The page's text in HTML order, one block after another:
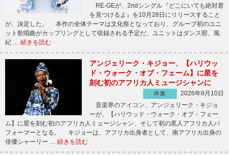
RE-GEが、2ndシングル『どこにいても絶対君
を見つけるよ』を10月28日にリリースすること
が、決定した。 本作の全体テーマは文化祭となっており、グループ初のユニ
ット歌唱曲がカップリングとして収録される予定だ。ユニットはダンス部、風
紀 … 続きを読む
アンジェリーク・キジョー、【ハリウッ
ド・ウォーク・オブ・フェーム】に星を
刻む初のアフリカ人ミュージシャンに
洋楽
2026年8月10日
音楽界のアイコン、アンジェリーク・キジョ
ーが、【ハリウッド・ウォーク・オブ・フェー
ム】に星を刻む初のアフリカ人ミュージシャン、そして初の黒人アフリカ人パ
フォーマーとなる。 キジョーは、アフリカ出身者として、南アフリカ出身の
俳優シャーリー … 続きを読む